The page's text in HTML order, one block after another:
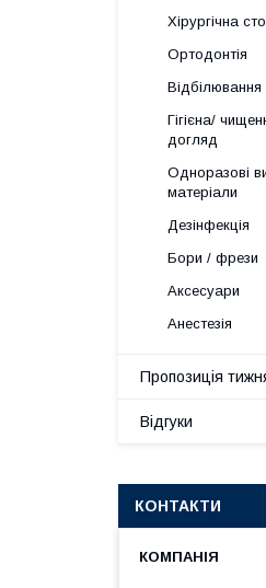
Хірургічна
Ортодонтія
Відбілювання
Гігієна/
догляд
Одноразові
матеріали
Дезінфекція
Бори / фрези
Аксесуари
Анестезія
Пропозиція
Відгуки
КОНТАКТИ